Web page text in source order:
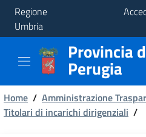
Regione
Umbria
Provincia
Aree
Tematiche
Provincia
Perugia
Briciole
di
Home / Amministrazione
Titolari di incarichi dirigenziali /